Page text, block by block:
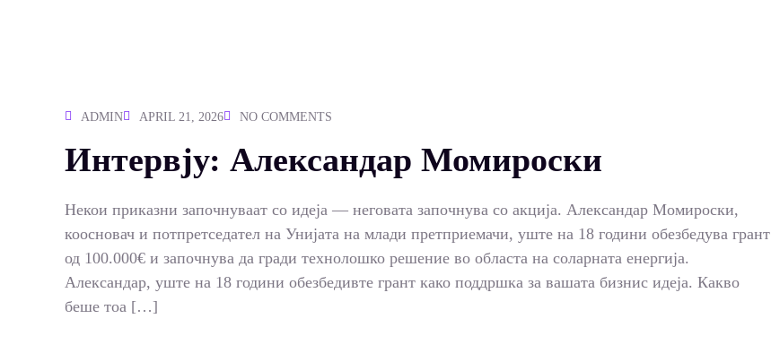
ADMIN APRIL 21, 2026 NO COMMENTS
Интервју: Александар Момироски
Некои приказни започнуваат со идеја — неговата започнува со акција. Александар Момироски,
коосновач и потпретседател на Унијата на млади претприемачи, уште на 18 години обезбедува грант
од 100.000€ и започнува да гради технолошко решение во областа на соларната енергија.
Александар, уште на 18 години обезбедивте грант како поддршка за вашата бизнис идеја. Какво
беше тоа […]